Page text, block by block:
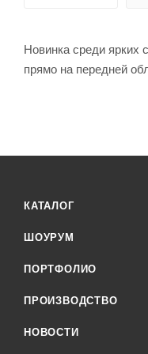
Новинка среди ярких
прямо на передней
КАТАЛОГ
ШОУРУМ
ПОРТФОЛИО
ПРОИЗВОДСТВО
НОВОСТИ